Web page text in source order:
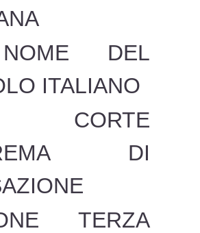
DEL
ITALIANO
CORTE
DI
TERZA